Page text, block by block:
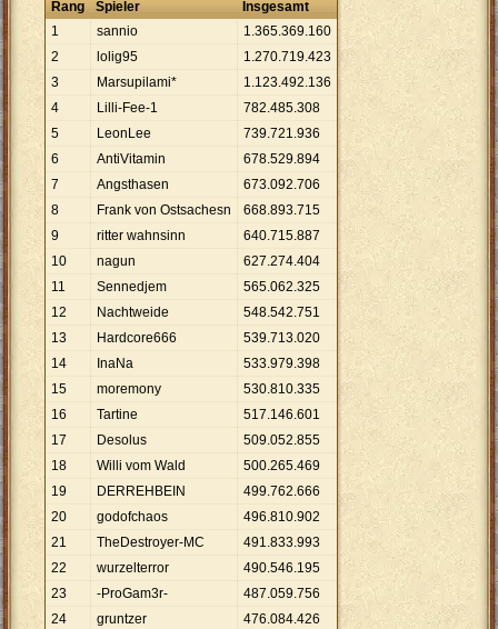
Rang Spieler
Insgesamt
1
sannio 1.365.369.160
2
lolig95 1.270.719.423
3
Marsupilami* 1.123.492.136
4
Lilli-Fee-1 782.485.308
5
LeonLee 739.721.936
6
AntiVitamin 678.529.894
7
Angsthasen 673.092.706
8
Frank von Ostsachesn 668.893.715
9
ritter wahnsinn 640.715.887
10
nagun 627.274.404
11
Sennedjem 565.062.325
12
Nachtweide 548.542.751
13
Hardcore666 539.713.020
14
InaNa 533.979.398
15
moremony 530.810.335
16
Tartine 517.146.601
17
Desolus 509.052.855
18
Willi vom Wald 500.265.469
19
DERREHBEIN 499.762.666
20
godofchaos 496.810.902
21
TheDestroyer-MC 491.833.993
22
wurzelterror 490.546.195
23
-ProGam3r- 487.059.756
24
gruntzer 476.084.426